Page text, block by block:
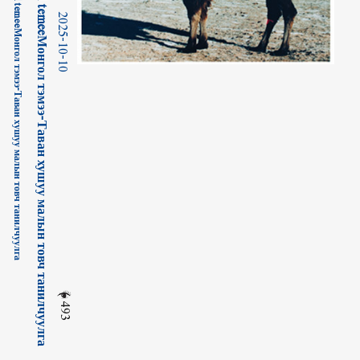
2025-10-10
493